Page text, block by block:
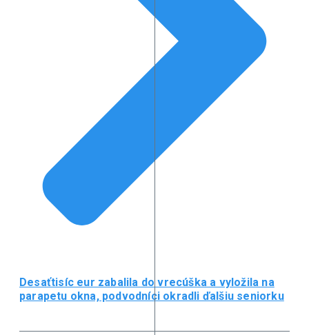
Desaťtisíc eur zabalila do vrecúška a vyložila na
parapetu okna, podvodníci okradli ďalšiu seniorku